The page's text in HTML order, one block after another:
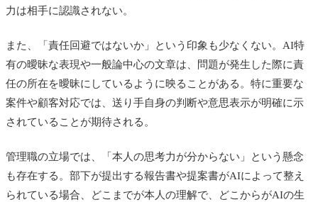
力は相手に認識されない。
また、「責任回避ではないか」という印象も少なくない。AI特
有の曖昧な表現や一般論中心の文章は、問題が発生した際に責
任の所在を曖昧にしているように映ることがある。特に重要な
案件や顧客対応では、送り手自身の判断や意思表示が明確に示
されていることが期待される。
管理職の立場では、「本人の思考力が分からない」という懸念
も存在する。部下が提出する報告書や提案書がAIによって整え
られている場合、どこまでが本人の理解で、どこからがAIの生